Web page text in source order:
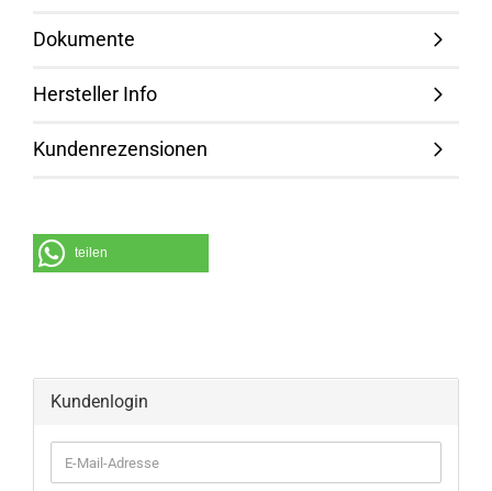
Dokumente
Hersteller Info
Kundenrezensionen
teilen
Kundenlogin